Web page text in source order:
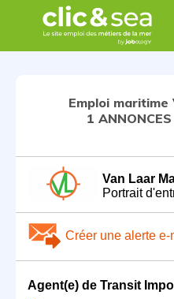
Emploi maritime
1
Van Laar
Portrait
Créer une alerte e-